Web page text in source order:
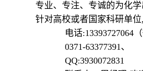
专业、专注、专诚的为化
针对高校或者国家科研单位
电话:13393727064（
0371-63377391、
QQ:3930072831